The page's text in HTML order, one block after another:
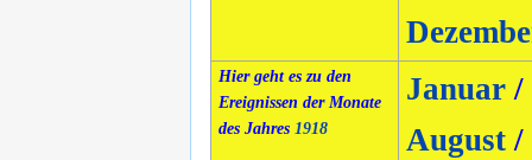
Hier geht es zu den
Ereignissen der Monate
des Jahres 1918
Januar/
August/